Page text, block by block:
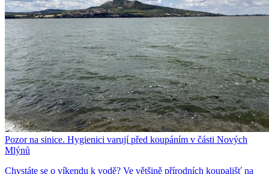
Pozor na sinice. Hygienici varují před koupáním v části Nových
Mlýnů
Chystáte se o víkendu k vodě? Ve většině přírodních koupališť na